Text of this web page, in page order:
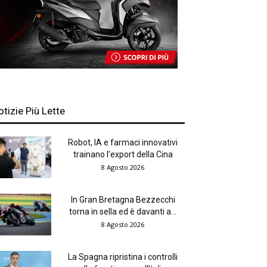
Più Lette
Robot, IA e farmaci innovativi
trainano l’export della Cina
8 Agosto 2026
In Gran Bretagna Bezzecchi
torna in sella ed è davanti a...
8 Agosto 2026
La Spagna ripristina i controlli